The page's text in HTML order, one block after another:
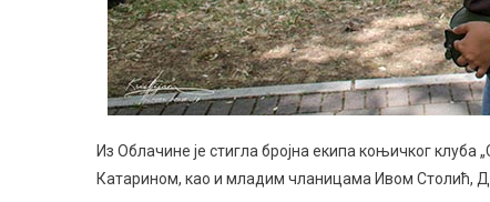
Из Облачине је стигла бројна екипа коњичког
Катарином, као и младим чланицама Ивом Столић,